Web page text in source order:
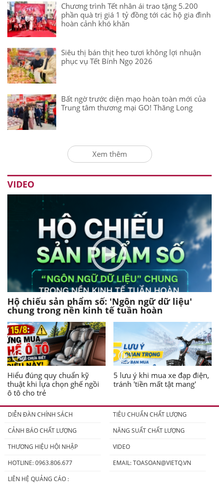
Chương trình Tết nhân ái trao tặng 5.200
phần quà trị giá 1 tỷ đồng tới các hộ gia đình
hoàn cảnh khó khăn
Siêu thị bán thịt heo tươi không lợi nhuận
phục vụ Tết Bính Ngọ 2026
Bất ngờ trước diện mạo hoàn toàn mới của
Trung tâm thương mại GO! Thăng Long
Xem thêm
VIDEO
Hộ chiếu sản phẩm số: 'Ngôn ngữ dữ liệu'
chung trong nền kinh tế tuần hoàn
Hiểu đúng quy chuẩn kỹ
thuật khi lựa chọn ghế ngồi
ô tô cho trẻ
5 lưu ý khi mua xe đạp điện,
tránh 'tiền mất tật mang'
DIỄN ĐÀN CHÍNH SÁCH
TIÊU CHUẨN CHẤT LƯỢNG
CẢNH BÁO CHẤT LƯỢNG
NĂNG SUẤT CHẤT LƯỢNG
THƯƠNG HIỆU HỘI NHẬP
VIDEO
HOTLINE: 0963.806.677
EMAIL:TOASOAN@VIETQ.VN
LIÊN HỆ QUẢNG CÁO :